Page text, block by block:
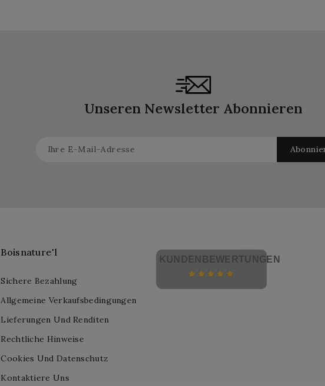
Unseren Newsletter Abonnieren
Boisnature'l
Sichere Bezahlung
Allgemeine Verkaufsbedingungen
Lieferungen Und Renditen
Rechtliche Hinweise
Cookies Und Datenschutz
Kontaktiere Uns
KUNDENBEWERTUNGEN